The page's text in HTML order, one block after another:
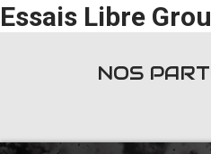
RÉSULTATS
Essais Libre
NOS